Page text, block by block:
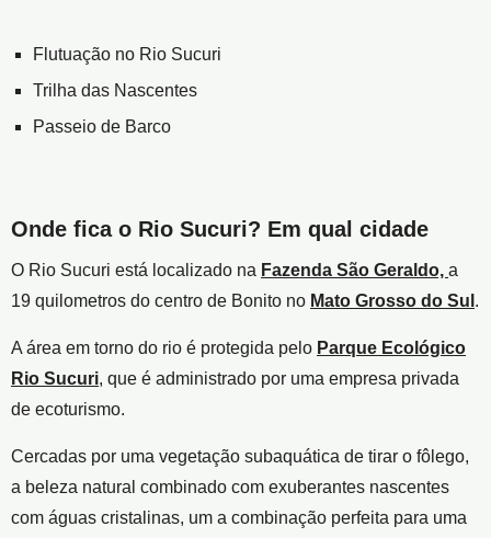
Flutuação no Rio Sucuri
Trilha das Nascentes
Passeio de Barco
Onde fica o Rio Sucuri? Em qual cidade
O Rio Sucuri está localizado na Fazenda São Geraldo, a
19 quilometros do centro de Bonito no Mato Grosso do Sul .
A área em torno do rio é protegida pelo Parque Ecológico
Rio Sucuri, que é administrado por uma empresa privada
de ecoturismo.
Cercadas por uma vegetação subaquática de tirar o fôlego,
a beleza natural combinado com exuberantes nascentes
com águas cristalinas, um a combinação perfeita para uma